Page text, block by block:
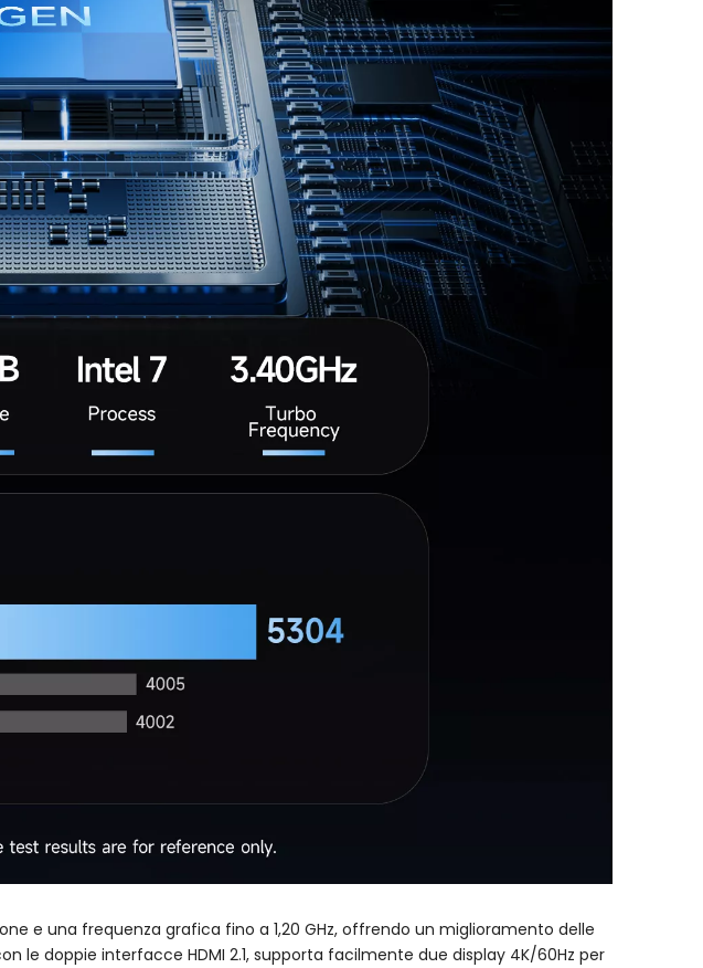
e una frequenza grafica fino a 1,20 GHz, offrendo un miglioramento delle
le doppie interfacce HDMI 2.1, supporta facilmente due display 4K/60Hz per